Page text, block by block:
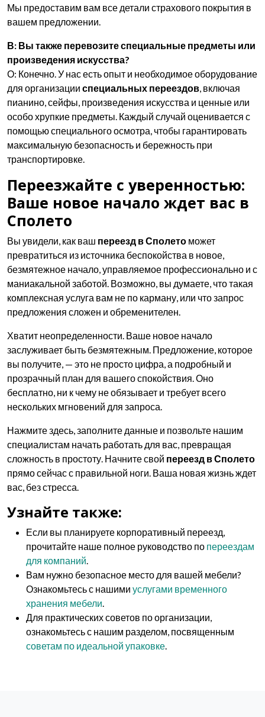
Мы предоставим вам все детали страхового покрытия в
вашем предложении.
В: Вы также перевозите специальные предметы или
произведения искусства?
О: Конечно. У нас есть опыт и необходимое оборудование
для организации специальных переездов, включая
пианино, сейфы, произведения искусства и ценные или
особо хрупкие предметы. Каждый случай оценивается с
помощью специального осмотра, чтобы гарантировать
максимальную безопасность и бережность при
транспортировке.
Переезжайте с уверенностью:
Ваше новое начало ждет вас в
Сполето
Вы увидели, как ваш переезд в Сполето может
превратиться из источника беспокойства в новое,
безмятежное начало, управляемое профессионально и с
маниакальной заботой. Возможно, вы думаете, что такая
комплексная услуга вам не по карману, или что запрос
предложения сложен и обременителен.
Хватит неопределенности. Ваше новое начало
заслуживает быть безмятежным. Предложение, которое
вы получите, — это не просто цифра, а подробный и
прозрачный план для вашего спокойствия. Оно
бесплатно, ни к чему не обязывает и требует всего
нескольких мгновений для запроса.
Нажмите здесь, заполните данные и позвольте нашим
специалистам начать работать для вас, превращая
сложность в простоту. Начните свой переезд в Сполето
прямо сейчас с правильной ноги. Ваша новая жизнь ждет
вас, без стресса.
Узнайте также:
Если вы планируете корпоративный переезд,
прочитайте наше полное руководство по переездам
для компаний.
Вам нужно безопасное место для вашей мебели?
Ознакомьтесь с нашими услугами временного
хранения мебели.
Для практических советов по организации,
ознакомьтесь с нашим разделом, посвященным
советам по идеальной упаковке.